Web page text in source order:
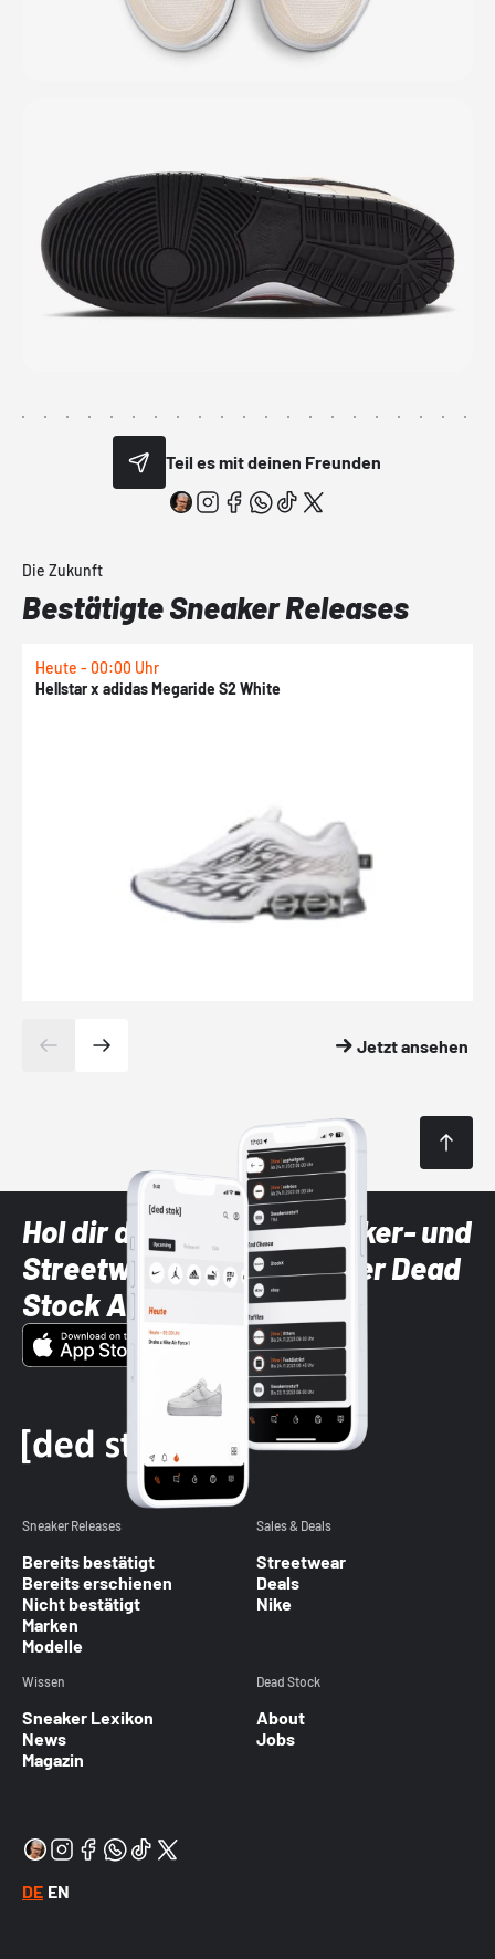
Teil es mit deinen Freunden
Die Zukunft
Bestätigte Sneaker Releases
Heute - 00:00 Uhr
Hellstar x adidas Megaride S2 White
Jetzt ansehen
Hol dir die neuesten Sneaker- und
Streetwear-Brands mit der Dead
Stock App
Sneaker Releases
Bereits bestätigt
Bereits erschienen
Nicht bestätigt
Marken
Modelle
Sales & Deals
Streetwear
Deals
Nike
Wissen
Sneaker Lexikon
News
Magazin
Dead Stock
About
Jobs
DE EN